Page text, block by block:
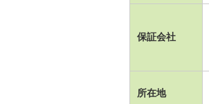
保証会社
所在地